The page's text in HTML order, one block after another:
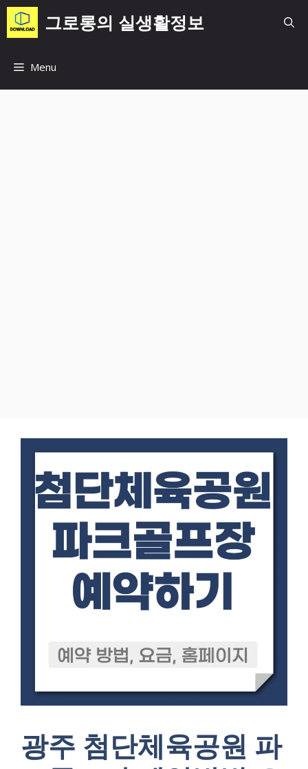
컨
텐
츠
너
그로롱의 실생활정보
Menu
광주 첨단체육공원 파